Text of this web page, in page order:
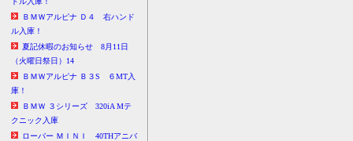
ＢＭＷアルピナ Ｄ４ 右ハンド
ル入庫！
夏記休暇のお知らせ 8月11日
（火曜日祭日）14
ＢＭＷアルピナ Ｂ３S ６MT入
庫！
ＢＭＷ ３シリーズ 320iA Mテ
クニック入庫
ローバー ＭＩＮＩ 40THアニバ